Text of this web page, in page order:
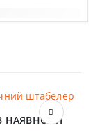
НАЯВНОСТІ